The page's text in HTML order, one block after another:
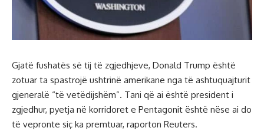
Gjatë fushatës së tij të zgjedhjeve, Donald Trump është
zotuar ta spastrojë ushtrinë amerikane nga të ashtuquajturit
gjeneralë “të vetëdijshëm”. Tani që ai është president i
zgjedhur, pyetja në korridoret e Pentagonit është nëse ai do
të vepronte siç ka premtuar, raporton Reuters.